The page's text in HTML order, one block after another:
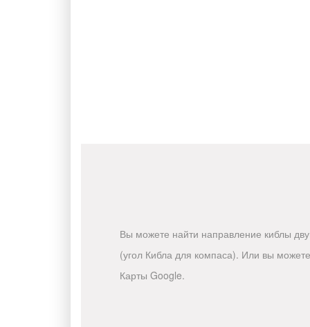
Вы можете найти направление киблы
(угол Кибла для компаса). Или вы
Карты Google.